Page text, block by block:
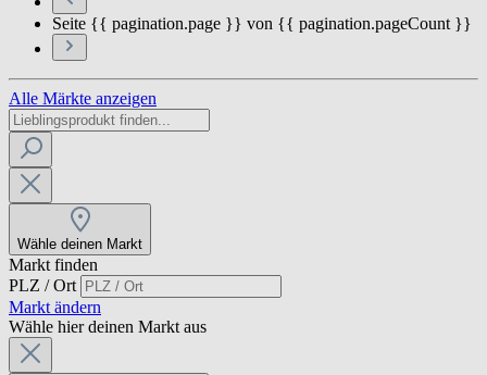
Seite {{ pagination.page }} von {{ pagination.pageCount }}
Alle Märkte anzeigen
Wähle deinen Markt
Markt finden
PLZ / Ort
Markt ändern
Wähle hier deinen Markt aus